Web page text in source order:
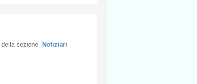
della sezione Notiziari